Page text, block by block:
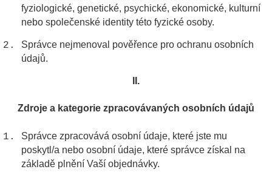
fyziologické, genetické, psychické, ekonomické, kulturní
nebo společenské identity této fyzické osoby.
Správce nejmenoval pověřence pro ochranu osobních
údajů.
II.
Zdroje a kategorie zpracovávaných osobních údajů
Správce zpracovává osobní údaje, které jste mu
poskytl/a nebo osobní údaje, které správce získal na
základě plnění Vaší objednávky.